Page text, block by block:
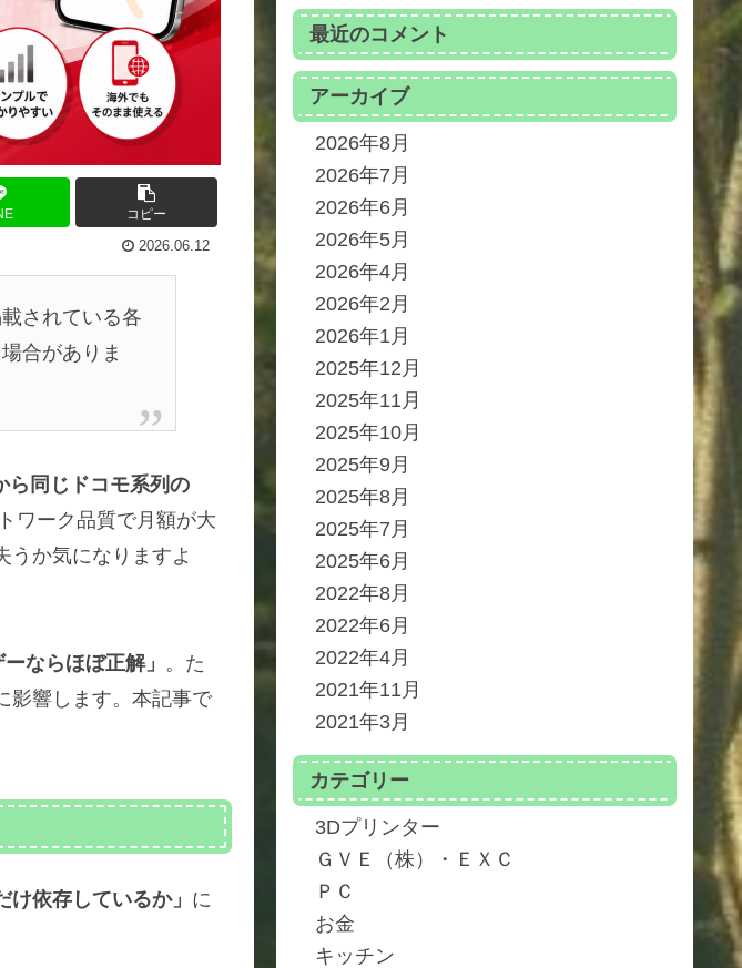
コピー
2026.06.12
されている各
合がありま
ら同じドコモ系列の
ワーク品質で月額が大
うか気になりますよ
ならほぼ正解」 。た
影響します。本記事で
け依存しているか」 に
最近のコメント
アーカイブ
2026年8月
2026年7月
2026年6月
2026年5月
2026年4月
2026年2月
2026年1月
2025年12月
2025年11月
2025年10月
2025年9月
2025年8月
2025年7月
2025年6月
2022年8月
2022年6月
2022年4月
2021年11月
2021年3月
カテゴリー
3Dプリンター
ＧＶＥ（株）・ＥＸＣ
ＰＣ
お金
キッチン